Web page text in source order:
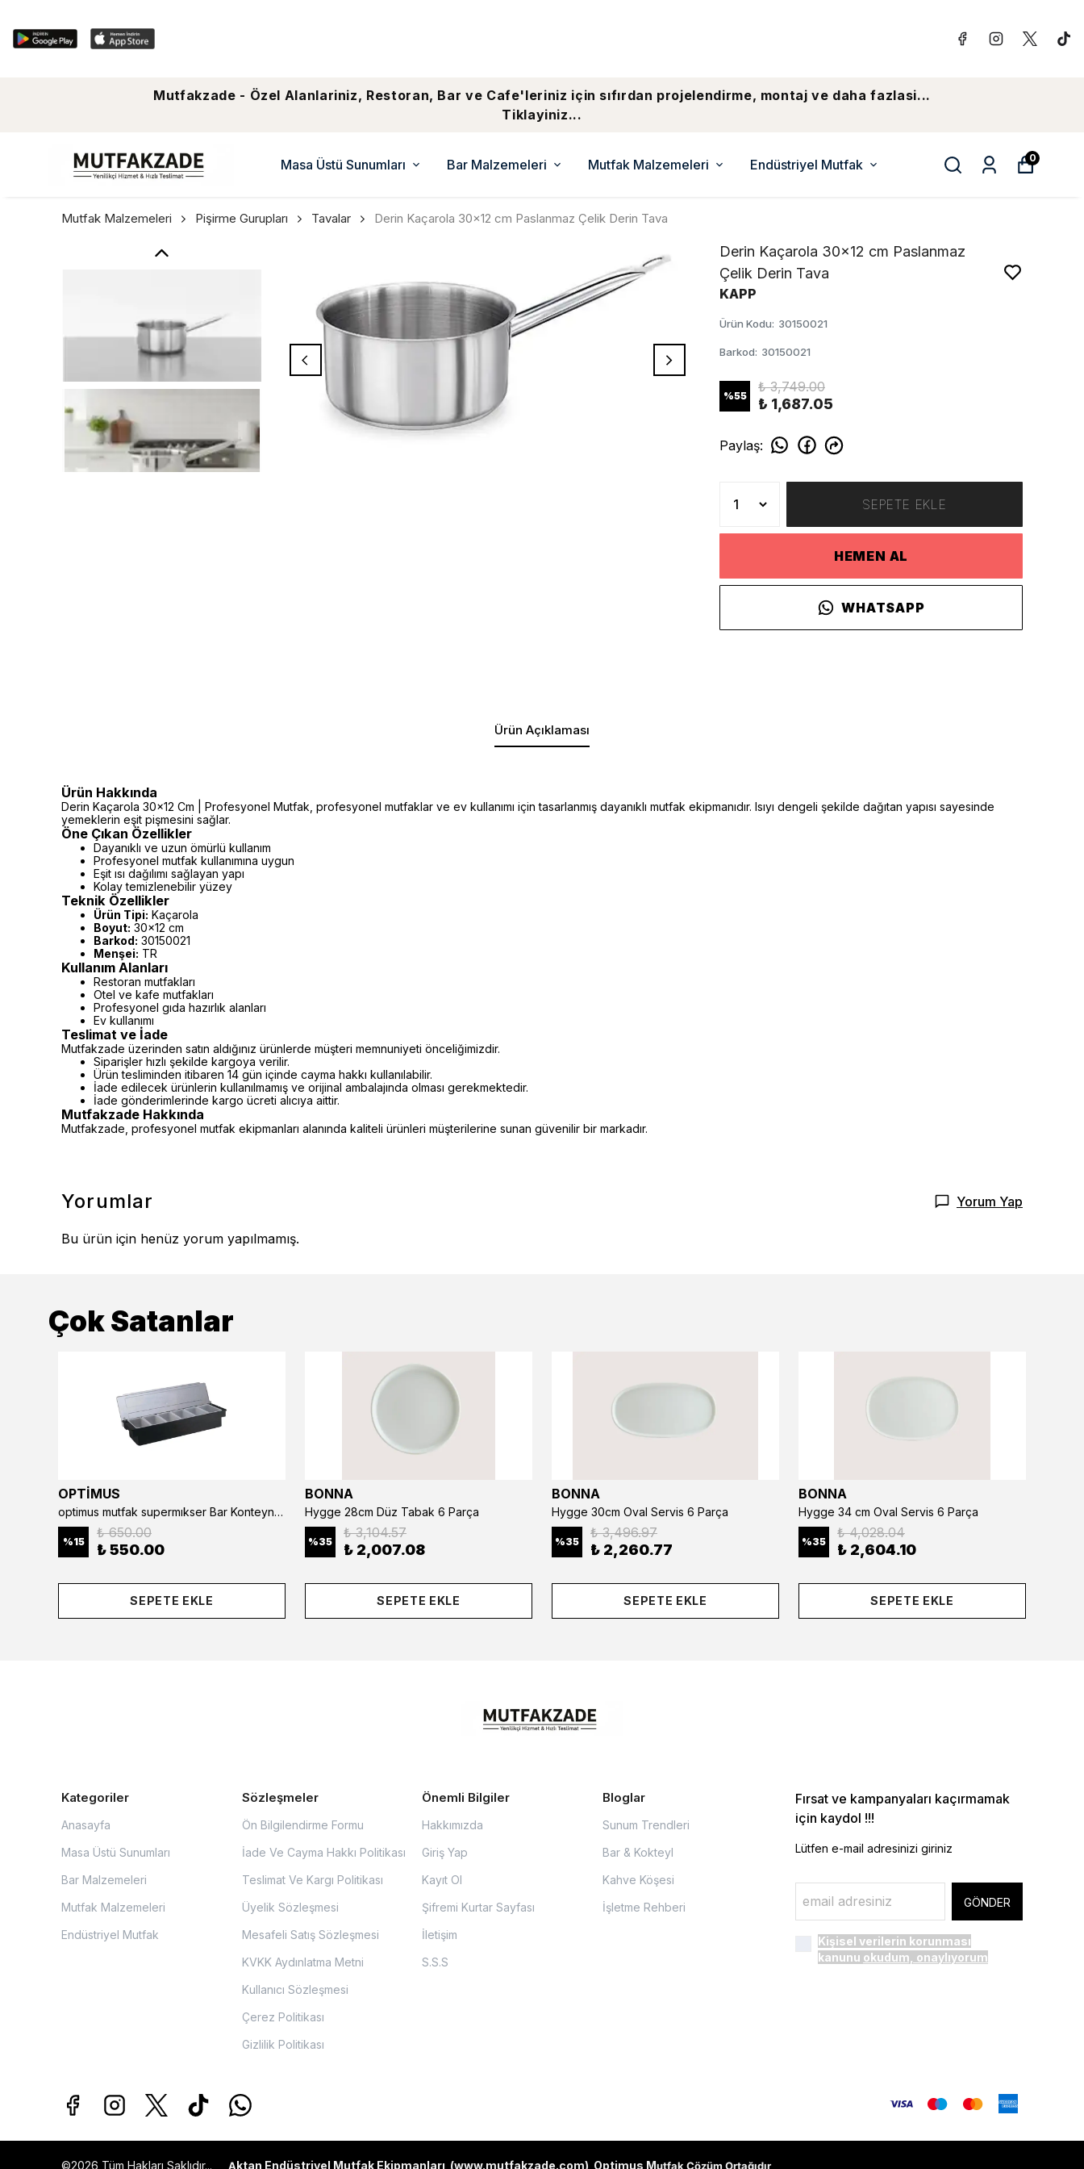
Mutfakzade - Özel Alanlariniz, Restoran, Bar ve Cafe'leriniz için sıfırdan projelendirme, montaj ve daha fazlasi...
Tiklayiniz...
Masa Üstü Sunumları Bar Malzemeleri Mutfak Malzemeleri Endüstriyel Mutfak 0
Mutfak Malzemeleri Pişirme Gurupları Tavalar Derin Kaçarola 30x12 cm Paslanmaz Çelik Derin Tava
Derin Kaçarola 30x12 cm Paslanmaz
Çelik Derin Tava
KAPP
Ürün Kodu: 30150021
Barkod: 30150021
%55
₺ 3,749.00
₺ 1,687.05
Paylaş:
SEPETE EKLE
HEMEN AL
WHATSAPP
Ürün Açıklaması
Ürün Hakkında
Derin Kaçarola 30x12 Cm | Profesyonel Mutfak, profesyonel mutfaklar ve ev kullanımı için tasarlanmış dayanıklı mutfak ekipmanıdır. Isıyı dengeli şekilde dağıtan yapısı sayesinde
yemeklerin eşit pişmesini sağlar.
Öne Çıkan Özellikler
Dayanıklı ve uzun ömürlü kullanım
Profesyonel mutfak kullanımına uygun
Eşit ısı dağılımı sağlayan yapı
Kolay temizlenebilir yüzey
Teknik Özellikler
Ürün Tipi: Kaçarola
Boyut: 30x12 cm
Barkod: 30150021
Menşei: TR
Kullanım Alanları
Restoran mutfakları
Otel ve kafe mutfakları
Profesyonel gıda hazırlık alanları
Ev kullanımı
Teslimat ve İade
Mutfakzade üzerinden satın aldığınız ürünlerde müşteri memnuniyeti önceliğimizdir.
Siparişler hızlı şekilde kargoya verilir.
Ürün tesliminden itibaren 14 gün içinde cayma hakkı kullanılabilir.
İade edilecek ürünlerin kullanılmamış ve orijinal ambalajında olması gerekmektedir.
İade gönderimlerinde kargo ücreti alıcıya aittir.
Mutfakzade Hakkında
Mutfakzade, profesyonel mutfak ekipmanları alanında kaliteli ürünleri müşterilerine sunan güvenilir bir markadır.
Yorumlar Yorum Yap
Bu ürün için henüz yorum yapılmamış.
Çok Satanlar
OPTİMUS
optimus mutfak supermıkser Bar Konteyner 6'lı 50×16×9 cm Kapaklı Polikarbon Organizer Bar & Kafe
%15
₺ 650.00
₺ 550.00
SEPETE EKLE
BONNA
Hygge 28cm Düz Tabak 6 Parça
%35
₺ 3,104.57
₺ 2,007.08
SEPETE EKLE
BONNA
Hygge 30cm Oval Servis 6 Parça
%35
₺ 3,496.97
₺ 2,260.77
SEPETE EKLE
BONNA
Hygge 34 cm Oval Servis 6 Parça
%35
₺ 4,028.04
₺ 2,604.10
SEPETE EKLE
Kategoriler
Anasayfa
Masa Üstü Sunumları
Bar Malzemeleri
Mutfak Malzemeleri
Endüstriyel Mutfak
Sözleşmeler
Ön Bilgilendirme Formu
İade Ve Cayma Hakkı Politikası
Teslimat Ve Kargı Politikası
Üyelik Sözleşmesi
Mesafeli Satış Sözleşmesi
KVKK Aydınlatma Metni
Kullanıcı Sözleşmesi
Çerez Politikası
Gizlilik Politikası
Önemli Bilgiler
Hakkımızda
Giriş Yap
Kayıt Ol
Şifremi Kurtar Sayfası
İletişim
S.S.S
Bloglar
Sunum Trendleri
Bar & Kokteyl
Kahve Köşesi
İşletme Rehberi
Fırsat ve kampanyaları kaçırmamak
için kaydol !!!
Lütfen e-mail adresinizi giriniz
GÖNDER
Kişisel verilerin korunması
kanunu okudum, onaylıyorum
©2026 Tüm Hakları Saklıdır... Aktan Endüstriyel Mutfak Ekipmanları (www.mutfakzade.com) Optimus Mutfak Çözüm Ortağıdır